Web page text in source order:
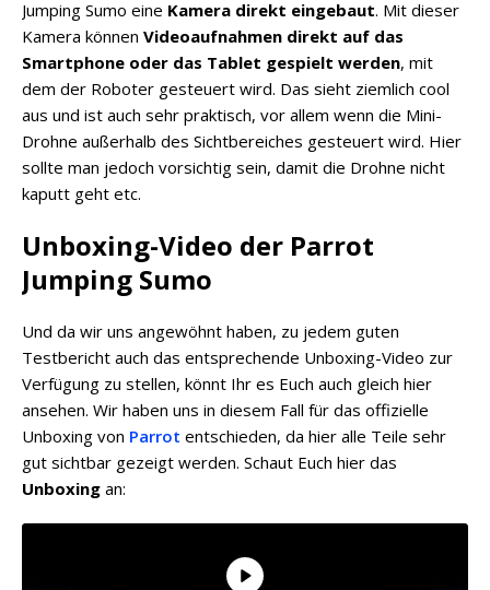
Jumping Sumo eine Kamera direkt eingebaut. Mit dieser
Kamera können Videoaufnahmen direkt auf das
Smartphone oder das Tablet gespielt werden, mit
dem der Roboter gesteuert wird. Das sieht ziemlich cool
aus und ist auch sehr praktisch, vor allem wenn die Mini-
Drohne außerhalb des Sichtbereiches gesteuert wird. Hier
sollte man jedoch vorsichtig sein, damit die Drohne nicht
kaputt geht etc.
Unboxing-Video der Parrot
Jumping Sumo
Und da wir uns angewöhnt haben, zu jedem guten
Testbericht auch das entsprechende Unboxing-Video zur
Verfügung zu stellen, könnt Ihr es Euch auch gleich hier
ansehen. Wir haben uns in diesem Fall für das offizielle
Unboxing von Parrot entschieden, da hier alle Teile sehr
gut sichtbar gezeigt werden. Schaut Euch hier das
Unboxing an: